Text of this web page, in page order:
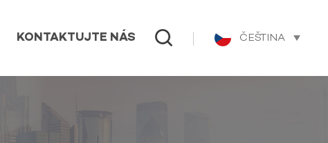
KONTAKTUJTE NÁS ČEŠTINA